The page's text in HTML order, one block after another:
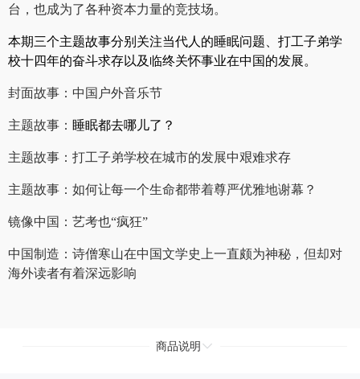
台，也成为了各种资本力量的竞技场。
本期三个主题故事分别关注当代人的睡眠问题、打工子弟学
校十四年的奋斗求存以及临终关怀事业在中国的发展。
封面故事： 中国户外音乐节
主题故事： 睡眠都去哪儿了？
主题故事： 打工子弟学校在城市的发展中艰难求存
主题故事： 如何让每一个生命都带着尊严优雅地谢幕？
镜像中国： 艺考也“疯狂”
中国制造： 诗僧寒山在中国文学史上一直颇为神秘，但却对
海外读者有着深远影响
商品说明